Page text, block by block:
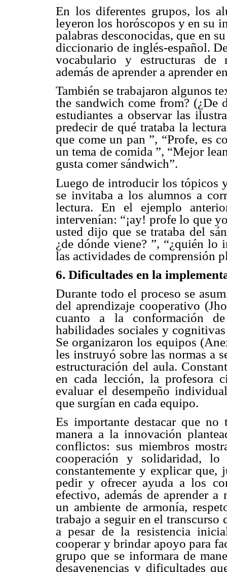
En los diferentes grupos, los
leyeron los horóscopos y en su
palabras desconocidas, que en
diccionario de inglés-español.
vocabulario y estructuras de
además de aprender a aprender
También se trabajaron algunos
the sandwich come from? (¿De
estudiantes a observar las
predecir de qué trataba la
que come un pan ”, “Profe, es
un tema de comida ”, “Mejor
gusta comer sándwich”.
Luego de introducir los tópicos
se invitaba a los alumnos a
lectura. En el ejemplo
intervenían: “¡ay! profe lo que
usted dijo que se trataba del
¿de dónde viene? ”, “¿quién lo
las actividades de comprensión
6. Dificultades en la
Durante todo el proceso se
del aprendizaje cooperativo
cuanto a la conformación de
habilidades sociales y
Se organizaron los equipos
les instruyó sobre las normas a
estructuración del aula.
en cada lección, la profesora
evaluar el desempeño
que surgían en cada equipo.
Es importante destacar que
manera a la innovación
conflictos: sus miembros
cooperación y solidaridad,
constantemente y explicar que,
pedir y ofrecer ayuda a los
efectivo, además de aprender a
un ambiente de armonía,
trabajo a seguir en el transcurso
a pesar de la resistencia
cooperar y brindar apoyo para
grupo que se informara de
desavenencias y dificultades